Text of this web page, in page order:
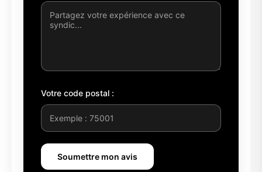
Votre code postal :
Soumettre mon avis